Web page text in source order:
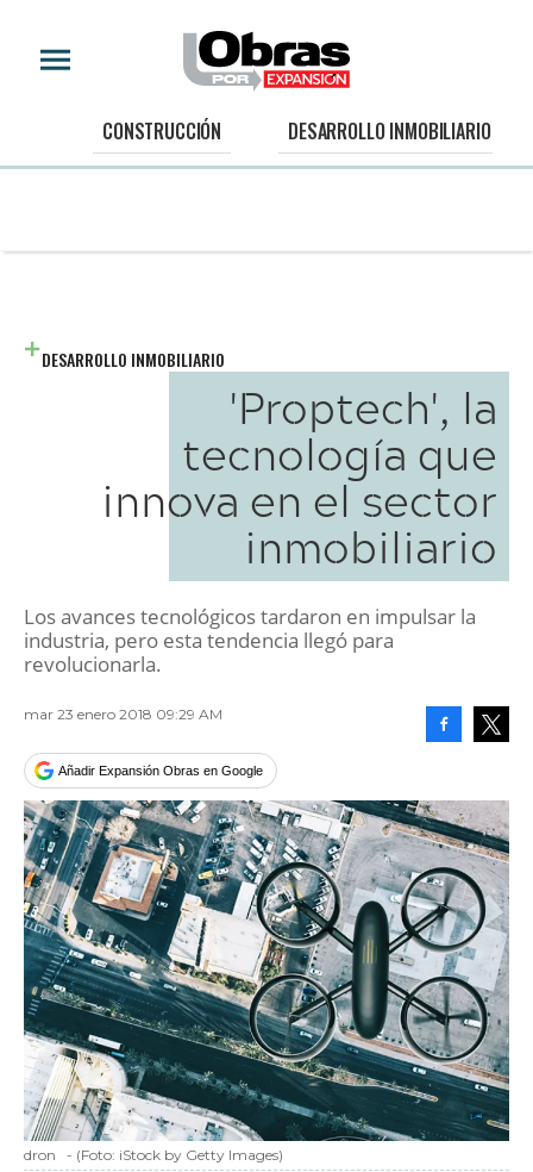
CONSTRUCCIÓN DESARROLLO INMOBILIARIO
DESARROLLO INMOBILIARIO
'Proptech', la
tecnología que
innova en el sector
inmobiliario
Los avances tecnológicos tardaron en impulsar la
industria, pero esta tendencia llegó para
revolucionarla.
mar 23 enero 2018 09:29 AM
Añadir Expansión Obras en Google
dron - (Foto: iStock by Getty Images)